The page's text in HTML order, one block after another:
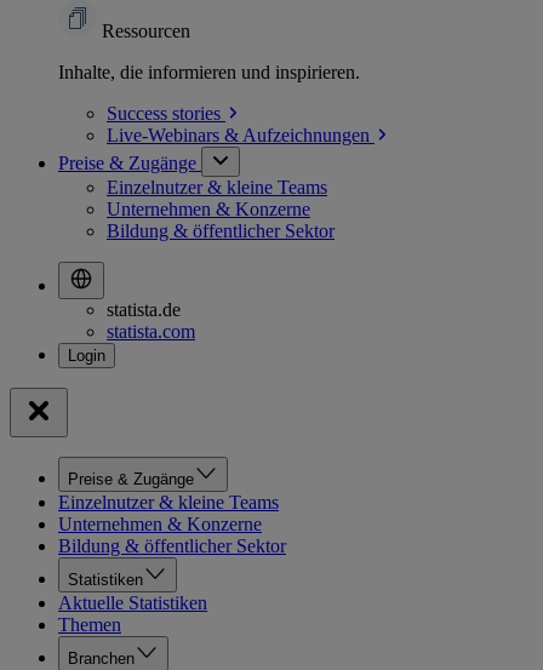
Ressourcen
Inhalte, die informieren und inspirieren.
Success stories
Live-Webinars & Aufzeichnungen
Preise & Zugänge
Einzelnutzer & kleine Teams
Unternehmen & Konzerne
Bildung & öffentlicher Sektor
statista.de
statista.com
Preise & Zugänge
Einzelnutzer & kleine Teams
Unternehmen & Konzerne
Bildung & öffentlicher Sektor
Statistiken
Aktuelle Statistiken
Themen
Branchen